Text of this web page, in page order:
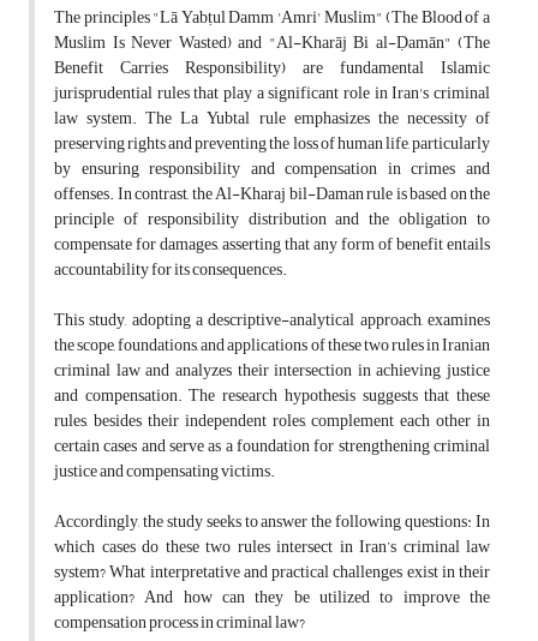
The principles "Lā Yabṭul Damm 'Amri' Muslim" (The Blood of a
Muslim Is Never Wasted) and "Al-Kharāj Bi al-Ḍamān" (The
Benefit Carries Responsibility) are fundamental Islamic
jurisprudential rules that play a significant role in Iran's criminal
law system. The La Yubtal rule emphasizes the necessity of
preserving rights and preventing the loss of human life, particularly
by ensuring responsibility and compensation in crimes and
offenses. In contrast, the Al-Kharaj bil-Daman rule is based on the
principle of responsibility distribution and the obligation to
compensate for damages, asserting that any form of benefit entails
accountability for its consequences.
This study, adopting a descriptive-analytical approach, examines
the scope, foundations, and applications of these two rules in Iranian
criminal law and analyzes their intersection in achieving justice
and compensation. The research hypothesis suggests that these
rules, besides their independent roles, complement each other in
certain cases and serve as a foundation for strengthening criminal
justice and compensating victims.
Accordingly, the study seeks to answer the following questions: In
which cases do these two rules intersect in Iran’s criminal law
system? What interpretative and practical challenges exist in their
application? And how can they be utilized to improve the
compensation process in criminal law?